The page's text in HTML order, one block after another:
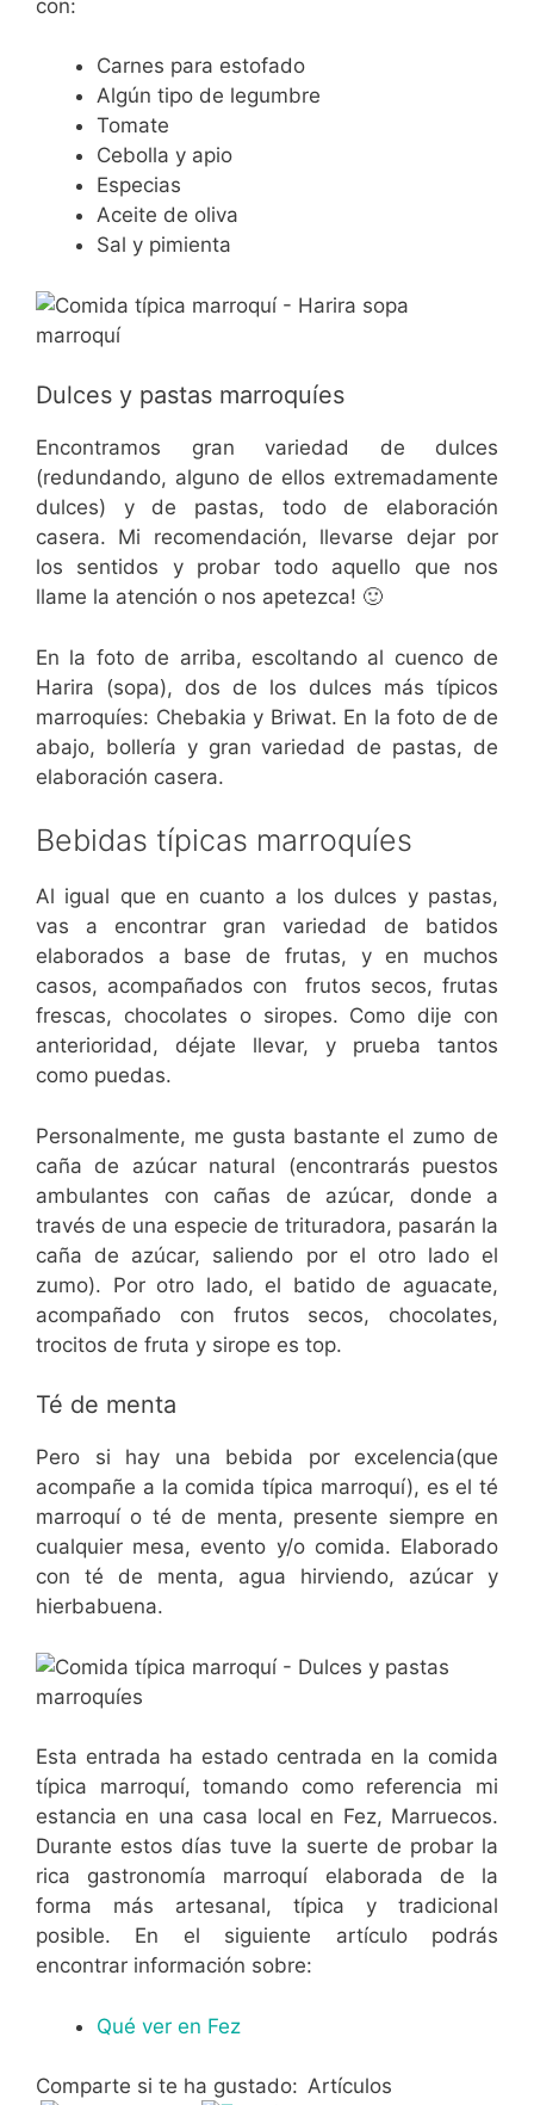
con:
Carnes para estofado
Algún tipo de legumbre
Tomate
Cebolla y apio
Especias
Aceite de oliva
Sal y pimienta
Dulces y pastas marroquíes
Encontramos gran variedad de dulces
(redundando, alguno de ellos extremadamente
dulces) y de pastas, todo de elaboración
casera. Mi recomendación, llevarse dejar por
los sentidos y probar todo aquello que nos
llame la atención o nos apetezca! 🙂
En la foto de arriba, escoltando al cuenco de
Harira (sopa), dos de los dulces más típicos
marroquíes: Chebakia y Briwat. En la foto de de
abajo, bollería y gran variedad de pastas, de
elaboración casera.
Bebidas típicas marroquíes
Al igual que en cuanto a los dulces y pastas,
vas a encontrar gran variedad de batidos
elaborados a base de frutas, y en muchos
casos, acompañados con frutos secos, frutas
frescas, chocolates o siropes. Como dije con
anterioridad, déjate llevar, y prueba tantos
como puedas.
Personalmente, me gusta bastante el zumo de
caña de azúcar natural (encontrarás puestos
ambulantes con cañas de azúcar, donde a
través de una especie de trituradora, pasarán la
caña de azúcar, saliendo por el otro lado el
zumo). Por otro lado, el batido de aguacate,
acompañado con frutos secos, chocolates,
trocitos de fruta y sirope es top.
Té de menta
Pero si hay una bebida por excelencia(que
acompañe a la comida típica marroquí), es el té
marroquí o té de menta, presente siempre en
cualquier mesa, evento y/o comida. Elaborado
con té de menta, agua hirviendo, azúcar y
hierbabuena.
Esta entrada ha estado centrada en la comida
típica marroquí, tomando como referencia mi
estancia en una casa local en Fez, Marruecos.
Durante estos días tuve la suerte de probar la
rica gastronomía marroquí elaborada de la
forma más artesanal, típica y tradicional
posible. En el siguiente artículo podrás
encontrar información sobre:
Qué ver en Fez
Comparte si te ha gustado: Artículos